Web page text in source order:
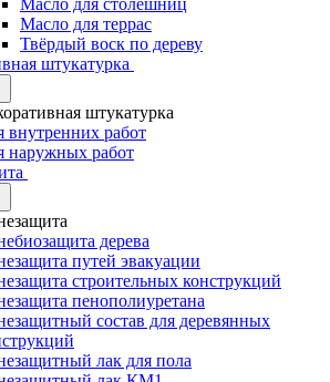
Масло для столешниц
Масло для террас
Твёрдый воск по дереву
штукатурка
штукатурка
внутренних работ
наружных работ
дерева
путей эвакуации
строительных конструкций
пенополиуретана
состав для деревянных
лак для пола